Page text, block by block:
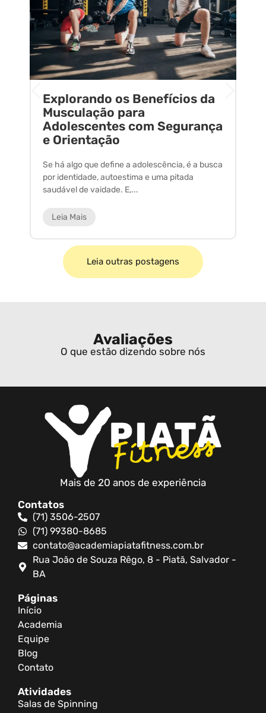
Explorando os Benefícios da
Musculação para
Adolescentes com Segurança
e Orientação
Se há algo que define a adolescência, é a busca
por identidade, autoestima e uma pitada
saudável de vaidade. E,...
Leia Mais
Leia outras postagens
Avaliações
O que estão dizendo sobre nós
Mais de 20 anos de experiência
Contatos
(71) 3506-2507
(71) 99380-8685
contato@academiapiatafitness.com.br
Rua João de Souza Rêgo, 8 - Piatã, Salvador -
BA
Páginas
Início
Academia
Equipe
Blog
Contato
Atividades
Salas de Spinning